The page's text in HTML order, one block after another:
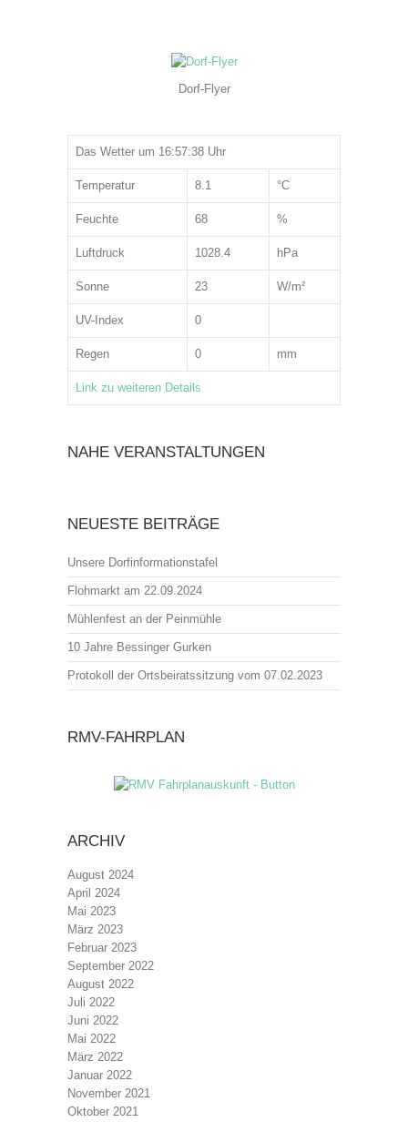
Dorf-Flyer
Das Wetter um 16:57:38 Uhr
Temperatur 8.1 °C
Feuchte 68 %
Luftdruck 1028.4 hPa
Sonne 23 W/m²
UV-Index 0
Regen 0 mm
Link zu weiteren Details
NAHE VERANSTALTUNGEN
NEUESTE BEITRÄGE
Unsere Dorfinformationstafel
Flohmarkt am 22.09.2024
Mühlenfest an der Peinmühle
10 Jahre Bessinger Gurken
Protokoll der Ortsbeiratssitzung vom 07.02.2023
RMV-FAHRPLAN
ARCHIV
August 2024
April 2024
Mai 2023
März 2023
Februar 2023
September 2022
August 2022
Juli 2022
Juni 2022
Mai 2022
März 2022
Januar 2022
November 2021
Oktober 2021